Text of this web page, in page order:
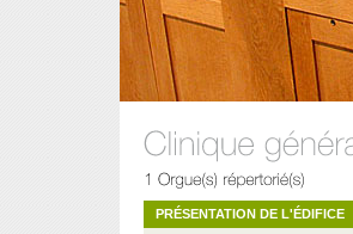
PRÉSENTATION DE L'ÉDIFICE